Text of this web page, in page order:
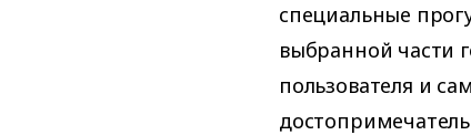
специальные
выбранной части
пользователя и